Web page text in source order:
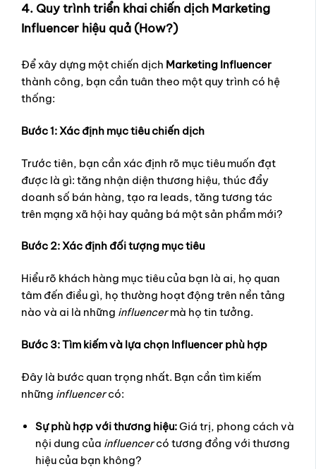
4. Quy trình triển khai chiến dịch Marketing
Influencer hiệu quả (How?)
Để xây dựng một chiến dịch Marketing Influencer
thành công, bạn cần tuân theo một quy trình có hệ
thống:
Bước 1: Xác định mục tiêu chiến dịch
Trước tiên, bạn cần xác định rõ mục tiêu muốn đạt
được là gì: tăng nhận diện thương hiệu, thúc đẩy
doanh số bán hàng, tạo ra leads, tăng tương tác
trên mạng xã hội hay quảng bá một sản phẩm mới?
Bước 2: Xác định đối tượng mục tiêu
Hiểu rõ khách hàng mục tiêu của bạn là ai, họ quan
tâm đến điều gì, họ thường hoạt động trên nền tảng
nào và ai là những influencermà họ tin tưởng.
Bước 3: Tìm kiếm và lựa chọn Influencer phù hợp
Đây là bước quan trọng nhất. Bạn cần tìm kiếm
những influencercó:
Sự phù hợp với thương hiệu:Giá trị, phong cách và
nội dung của influencercó tương đồng với thương
hiệu của bạn không?